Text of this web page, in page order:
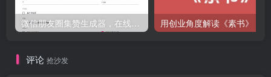
微信朋友圈集赞生成器，在线无广告，一键生成集赞截图
评论 抢沙发